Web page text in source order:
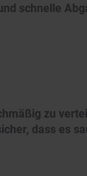
schnelle
zu
dass es